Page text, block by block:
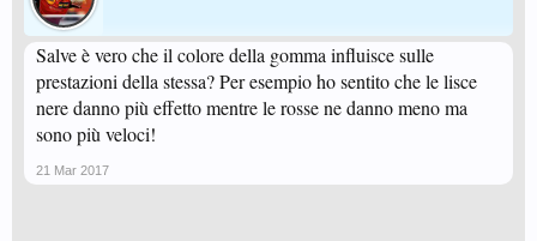
Salve è vero che il colore della gomma influisce sulle
prestazioni della stessa? Per esempio ho sentito che le lisce
nere danno più effetto mentre le rosse ne danno meno ma
sono più veloci!
21 Mar 2017